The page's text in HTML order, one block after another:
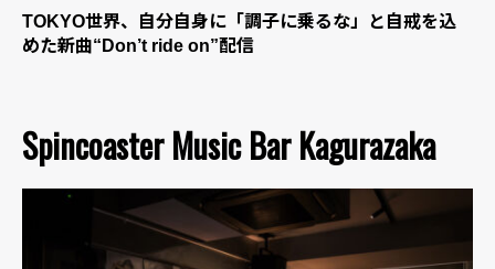
TOKYO世界、自分自身に「調子に乗るな」と自戒を込
めた新曲“Don’t ride on”配信
Spincoaster Music Bar Kagurazaka